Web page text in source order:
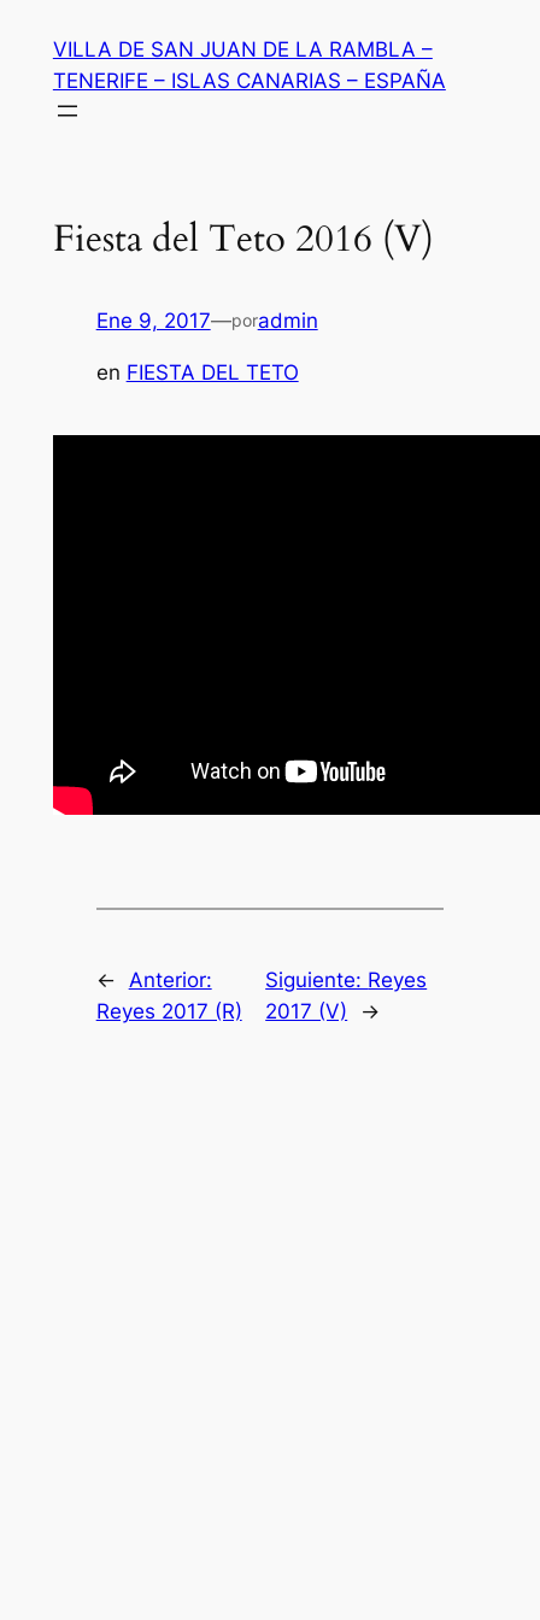
contenido
VILLA DE SAN JUAN DE LA RAMBLA –
TENERIFE – ISLAS CANARIAS – ESPAÑA
Fiesta del Teto 2016 (V)
Ene 9, 2017—poradmin
en FIESTA DEL TETO
←
Anterior:
Reyes 2017 (R)
Siguiente: Reyes
2017 (V)
→